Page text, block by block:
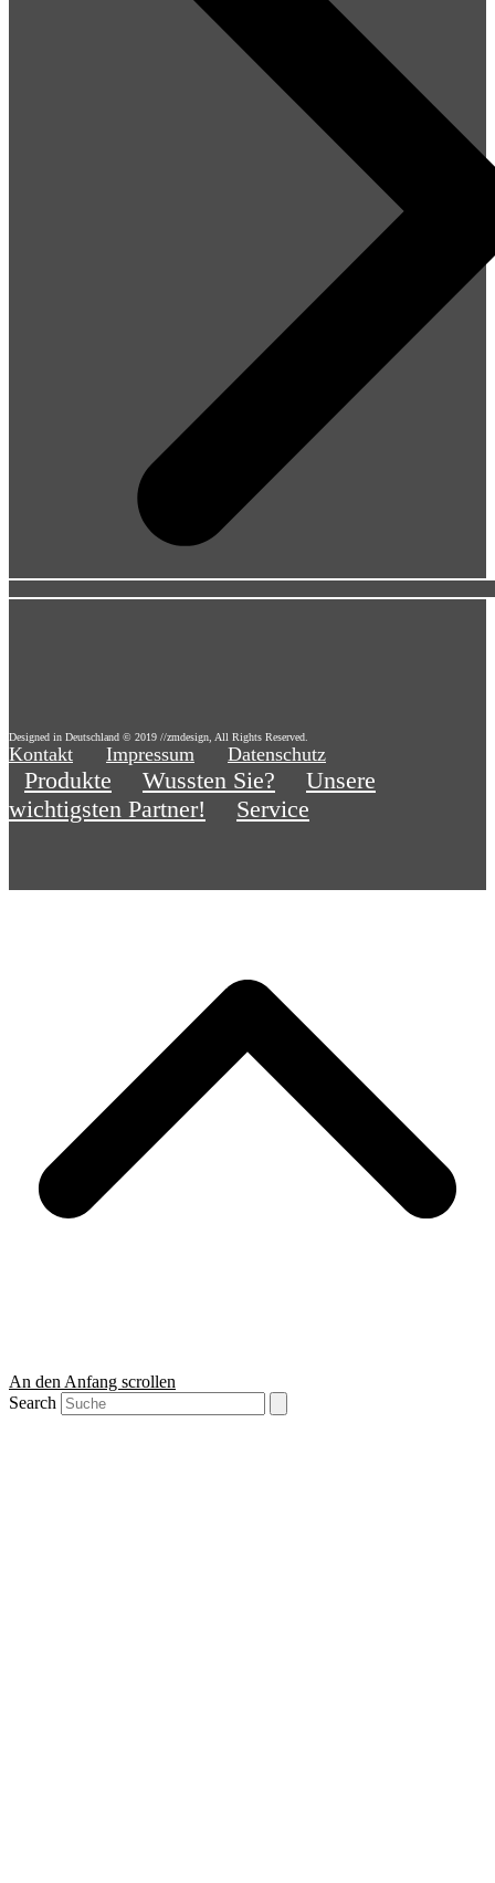
Designed in Deutschland © 2019 //zmdesign, All Rights Reserved.
Kontakt Impressum Datenschutz
Produkte Wussten Sie?
Unsere
wichtigsten Partner!
Service
An den Anfang scrollen
Search